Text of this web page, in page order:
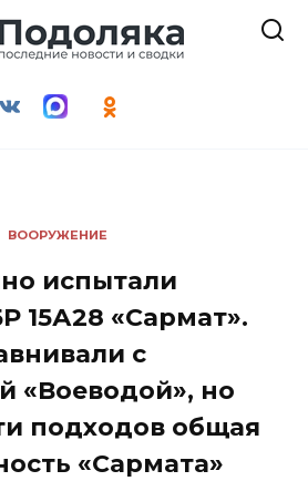
ВООРУЖЕНИЕ
испытали
15А28 «Сармат».
с
«Воеводой», но
подходов общая
«Сармата»